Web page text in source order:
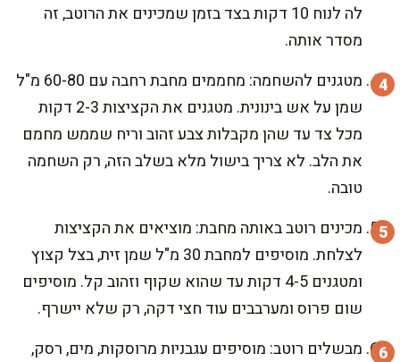
לה לנוח 10 דקות בצד בזמן שמכינים את הרוטב, זה
מסדר אותה.
מטגנים להשחמה: מחממים מחבת רחבה עם 60-80 מ"ל
שמן על אש בינונית. מטגנים את הקציצות 2-3 דקות
מכל צד עד שהן מקבלות צבע זהוב וריח שממש מחמם
את הלב. לא צריך בישול מלא בשלב הזה, רק השחמה
טובה.
מכינים רוטב באותה מחבת: מוציאים את הקציצות
לצלחת. מוסיפים למחבת 30 מ"ל שמן זית, בצל קצוץ
ומטגנים 4-5 דקות עד שהוא שקוף וזהוב קל. מוסיפים
שום פרוס ומערבבים עוד חצי דקה, רק שלא יישרף.
מבשלים רוטב: מוסיפים עגבניות מרוסקות, מים, רסק,